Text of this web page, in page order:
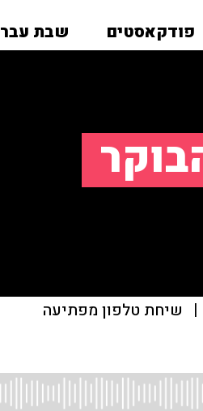
פודקאסטים שבת
| שיחת טלפון מפתיעה